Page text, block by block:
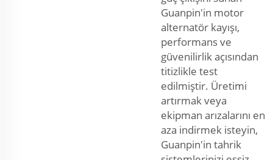
Guanpin'in motor
alternatör kayışı,
performans ve
güvenilirlik açısından
titizlikle test
edilmiştir. Üretimi
artırmak veya
ekipman arızalarını en
aza indirmek isteyin,
Guanpin'in tahrik